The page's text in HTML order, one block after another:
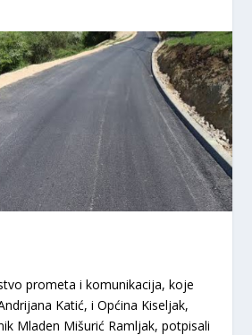
prometa i komunikacija, koje
Katić, i Općina Kiseljak,
Mladen Mišurić Ramljak, potpisali